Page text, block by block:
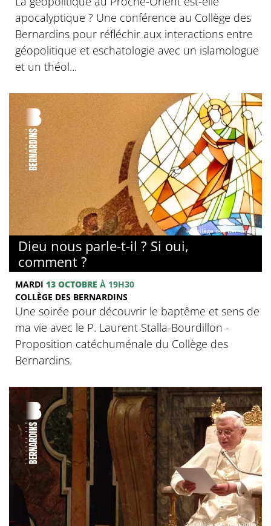
apocalyptique ? Une conférence au Collège des
Bernardins pour réfléchir aux interactions entre
géopolitique et eschatologie avec un islamologue
et un théol...
© Collège des Bernardins
Dieu nous parle-t-il ? Si oui,
comment ?
MARDI 13 OCTOBRE À 19H30
COLLÈGE DES BERNARDINS
Une soirée pour découvrir le baptême et sens de
ma vie avec le P. Laurent Stalla-Bourdillon -
Proposition catéchuménale du Collège des
Bernardins.
© Collège des Bernardins